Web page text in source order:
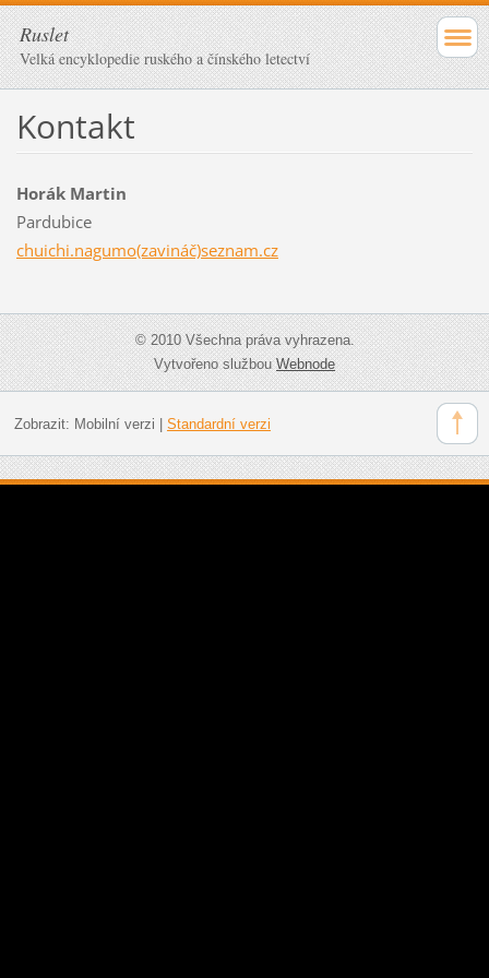
Ruslet
Velká encyklopedie ruského a čínského letectví
Kontakt
Horák Martin
Pardubice
chuichi.nagumo(zavináč)seznam.cz
© 2010 Všechna práva vyhrazena.
Vytvořeno službouWebnode
Zobrazit: Mobilní verzi Standardní verzi